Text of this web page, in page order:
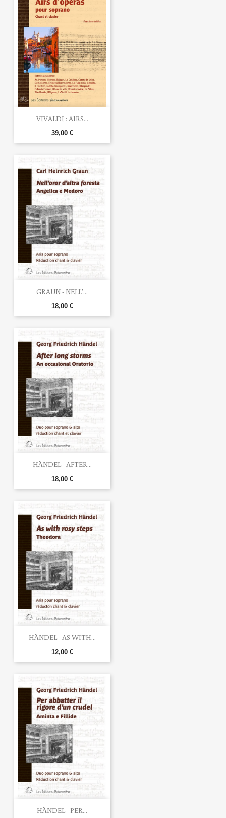
VIVALDI : AIRS...
39,00 €
GRAUN - NELL'...
18,00 €
HÄNDEL - AFTER...
18,00 €
HÄNDEL - AS WITH...
12,00 €
HÄNDEL - PER...